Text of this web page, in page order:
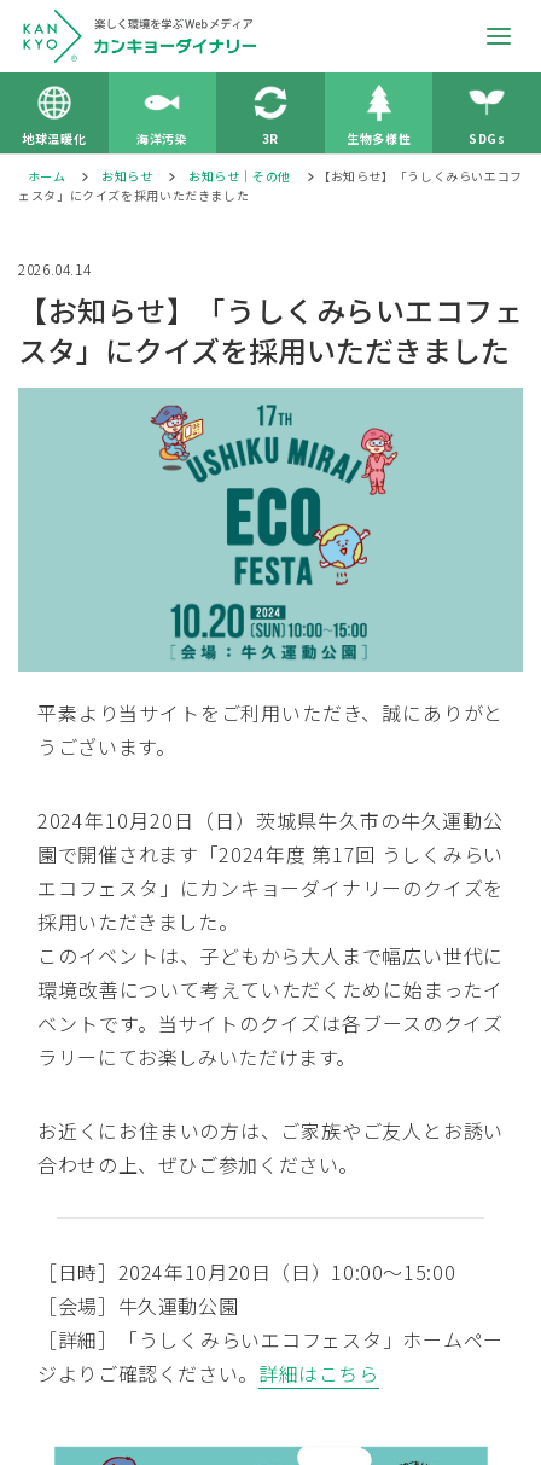
地球温暖化 海洋汚染 3R 生物多様性 SDGs
ホーム お知らせ お知らせ｜その他
【お知らせ】「うしくみらいエコフ
ェスタ」にクイズを採用いただきました
2026.04.14
【お知らせ】「うしくみらいエコフェ
スタ」にクイズを採用いただきました
平素より当サイトをご利用いただき、誠にありがと
うございます。
2024年10月20日（日）茨城県牛久市の牛久運動公
園で開催されます「2024年度 第17回 うしくみらい
エコフェスタ」にカンキョーダイナリーのクイズを
採用いただきました。
このイベントは、子どもから大人まで幅広い世代に
環境改善について考えていただくために始まったイ
ベントです。当サイトのクイズは各ブースのクイズ
ラリーにてお楽しみいただけます。
お近くにお住まいの方は、ご家族やご友人とお誘い
合わせの上、ぜひご参加ください。
［日時］2024年10月20日（日）10:00～15:00
［会場］牛久運動公園
［詳細］「うしくみらいエコフェスタ」ホームペー
ジよりご確認ください。 詳細はこちら